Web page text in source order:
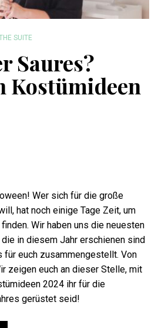
SUITE
Saures?
Kostümideen
Wer sich für die große
hat noch einige Tage Zeit, um
Wir haben uns die neuesten
in diesem Jahr erschienen sind
für euch zusammengestellt. Von
zeigen euch an dieser Stelle, mit
2024 ihr für die
gerüstet seid!